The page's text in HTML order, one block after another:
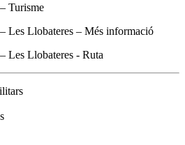
– Turisme
– Les Llobateres – Més informació
– Les Llobateres - Ruta